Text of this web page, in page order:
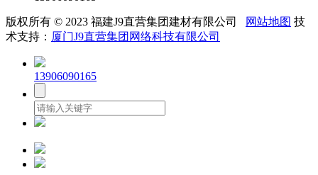
版权所有 © 2023 福建J9直营集团建材有限公司 网站地图 技
术支持： 厦门J9直营集团网络科技有限公司
13906090165